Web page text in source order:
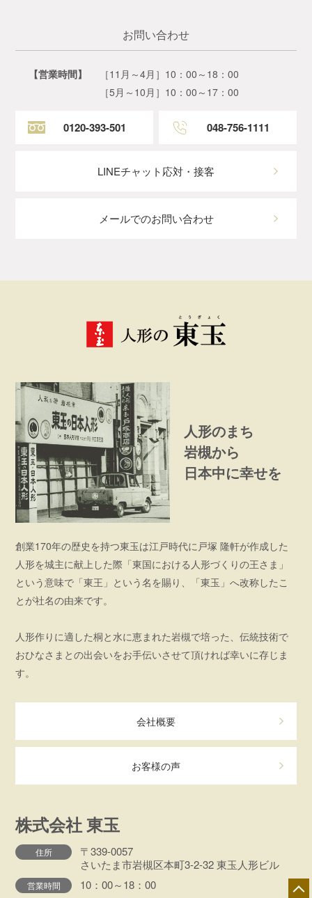
お問い合わせ
【営業時間】
［11月～4月］10：00～18：00
［5月～10月］10：00～17：00
0120-393-501 048-756-1111
LINEチャット応対・接客
メールでのお問い合わせ
人形のまち
岩槻から
日本中に幸せを
創業170年の歴史を持つ東玉は江戸時代に戸塚 隆軒が作成した
人形を城主に献上した際「東国における人形づくりの王さま」
という意味で「東王」という名を賜り、「東玉」へ改称したこ
とが社名の由来です。
人形作りに適した桐と水に恵まれた岩槻で培った、伝統技術で
おひなさまとの出会いをお手伝いさせて頂ければ幸いに存じま
す。
会社概要
お客様の声
株式会社 東玉
住所
〒339-0057
さいたま市岩槻区本町3-2-32 東玉人形ビル
営業時間 10：00～18：00